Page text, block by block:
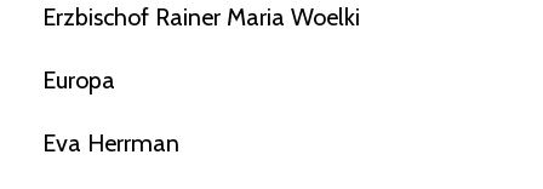
Erzbischof Rainer Maria Woelki
Europa
Eva Herrman